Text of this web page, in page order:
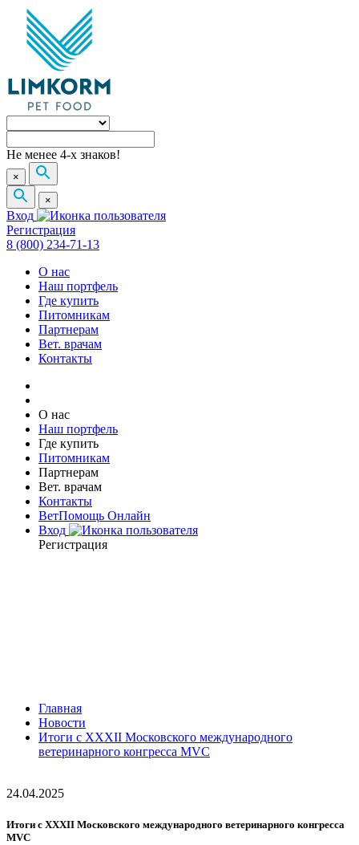
Не менее 4-х знаков!
×
×
Вход
Регистрация
8 (800) 234-71-13
О нас
Наш портфель
Где купить
Питомникам
Партнерам
Вет. врачам
Контакты
О нас
Наш портфель
Где купить
Питомникам
Партнерам
Вет. врачам
Контакты
ВетПомощь Онлайн
Вход
Регистрация
Главная
Новости
Итоги с ХХХII Московского международного
ветеринарного конгресса MVC
24.04.2025
Итоги с ХХХII Московского международного ветеринарного конгресса
MVC